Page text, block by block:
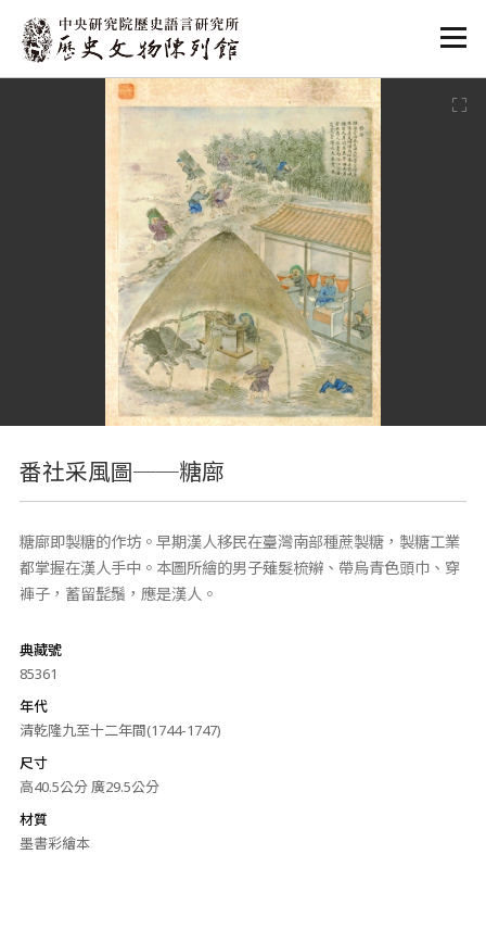
:::
番社采風圖──糖廍
糖廍即製糖的作坊。早期漢人移民在臺灣南部種蔗製糖，製糖工業
都掌握在漢人手中。本圖所繪的男子薙髮梳辮、帶烏青色頭巾、穿
褲子，蓄留髭鬚，應是漢人。
典藏號
85361
年代
清乾隆九至十二年間(1744-1747)
尺寸
高40.5公分 廣29.5公分
材質
墨書彩繪本